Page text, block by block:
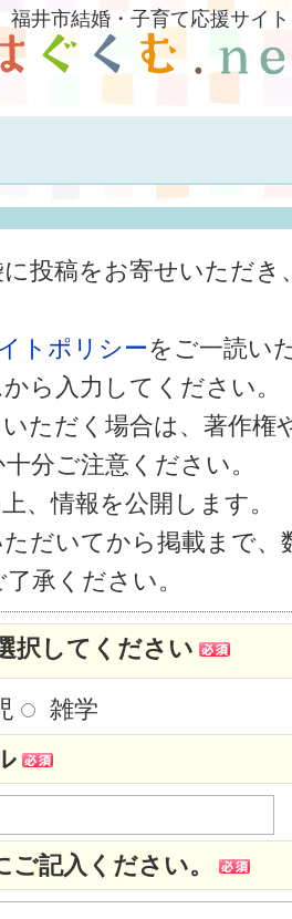
福井市結婚・子育て応援サイト
投稿をお寄せいただき
トポリシーをご一読い
ら入力してください。
ただく場合は、著作権
分ご注意ください。
、情報を公開します。
だいてから掲載まで、
承ください。
択してください
雑学
記入ください。
ー
い
境
緊急連絡先
成
び場
い
援
ー